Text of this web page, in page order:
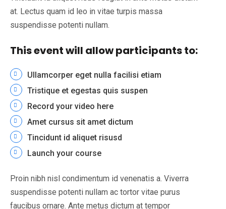
at. Lectus quam id leo in vitae turpis massa
suspendisse potenti nullam.
This event will allow participants to:
Ullamcorper eget nulla facilisi etiam
Tristique et egestas quis suspen
Record your video here
Amet cursus sit amet dictum
Tincidunt id aliquet risusd
Launch your course
Proin nibh nisl condimentum id venenatis a. Viverra
suspendisse potenti nullam ac tortor vitae purus
faucibus ornare. Ante metus dictum at tempor